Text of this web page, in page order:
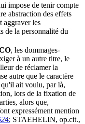
impose de tenir compte
abstraction des effets
aggraver les
de la personnalité du
, les dommages-
à un autre titre, le
de réclamer la
autre que le caractère
ait voulu, par là,
lors de la fixation de
alors que,
expressément mention
; STAEHELIN, op.cit.,